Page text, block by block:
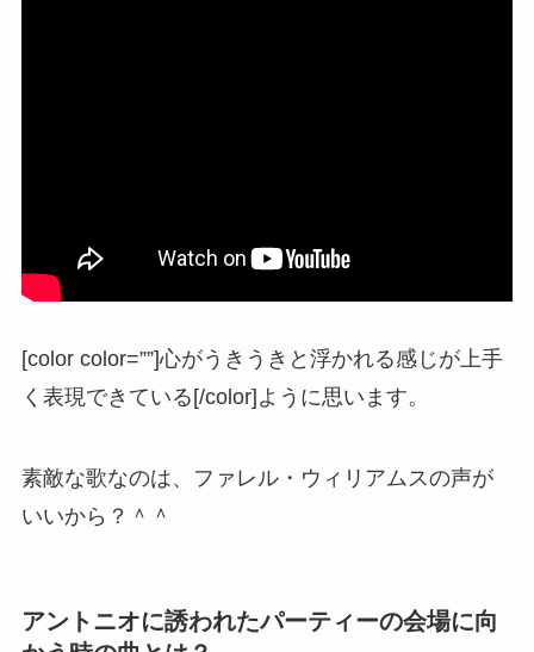
[color color=””]心がうきうきと浮かれる感じが上手
く表現できている[/color]ように思います。
素敵な歌なのは、ファレル・ウィリアムスの声が
いいから？＾＾
アントニオに誘われたパーティーの会場に向